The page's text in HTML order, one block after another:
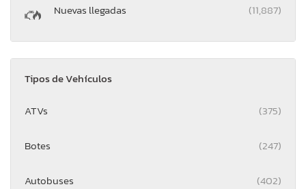
Nuevas llegadas (11,887)
Tipos de Vehículos
ATVs (375)
Botes (247)
Autobuses (402)